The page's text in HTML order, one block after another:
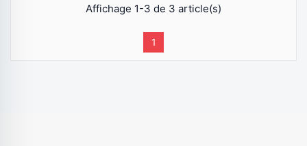
Affichage 1-3 de 3 article(s)
1